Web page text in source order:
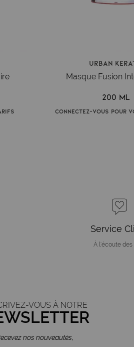
Urban
Masque Fusion
200 ml
Connectez-vous pour
Service
À l'écoute des
VOUS À NOTRE
nos nouveautés,